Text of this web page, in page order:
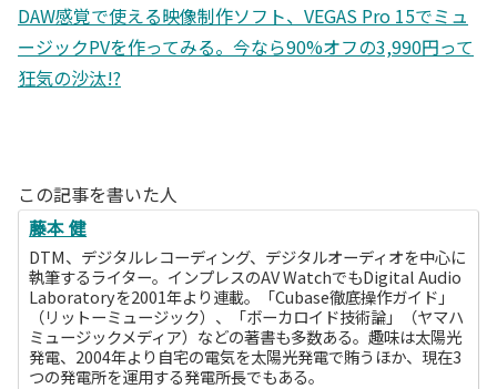
DAW感覚で使える映像制作ソフト、VEGAS Pro 15でミュ
ージックPVを作ってみる。今なら90%オフの3,990円って
狂気の沙汰!?
この記事を書いた人
藤本 健
DTM、デジタルレコーディング、デジタルオーディオを中心に
執筆するライター。インプレスのAV WatchでもDigital Audio
Laboratoryを2001年より連載。「Cubase徹底操作ガイド」
（リットーミュージック）、「ボーカロイド技術論」（ヤマハ
ミュージックメディア）などの著書も多数ある。趣味は太陽光
発電、2004年より自宅の電気を太陽光発電で賄うほか、現在3
つの発電所を運用する発電所長でもある。